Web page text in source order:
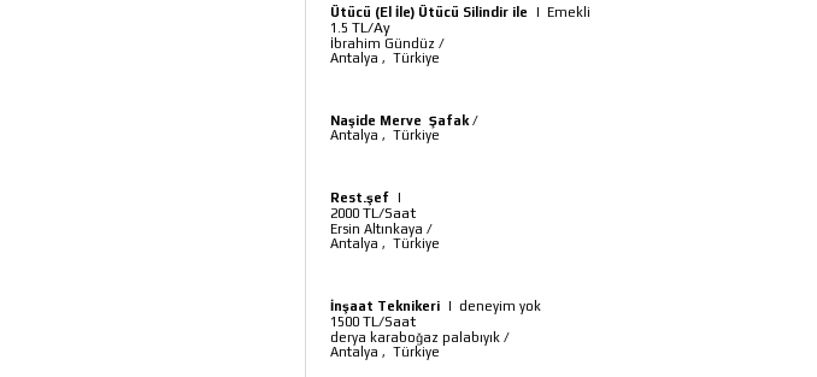
Ütücü (El İle) Ütücü Silindir ile | Emekli
1.5 TL/Ay
İbrahim Gündüz /
Antalya , Türkiye
Naşide Merve Şafak /
Antalya , Türkiye
Rest.şef |
2000 TL/Saat
Ersin Altınkaya /
Antalya , Türkiye
İnşaat Teknikeri | deneyim yok
1500 TL/Saat
derya karaboğaz palabıyık /
Antalya , Türkiye